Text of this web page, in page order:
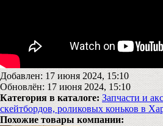
Добавлен: 17 июня 2024, 15:10
Обновлён: 17 июня 2024, 15:10
Категория в каталоге: Запчасти и
скейтбордов, роликовых коньков в
Похожие товары компании: